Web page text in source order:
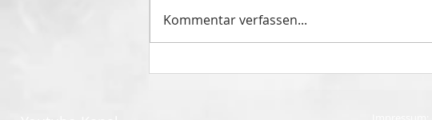
Kommentar verfassen...